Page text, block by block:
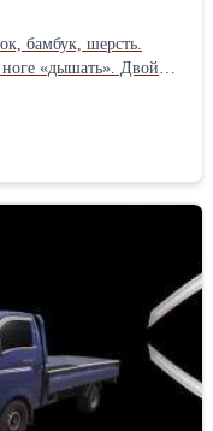
бамбук, шерсть.
«дышать». Двойная